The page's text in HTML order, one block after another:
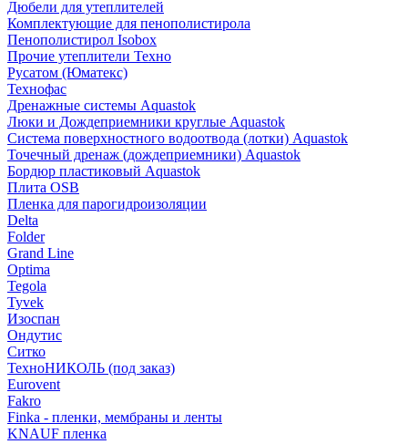
Дюбели для утеплителей
Комплектующие для пенополистирола
Пенополистирол Isobox
Прочие утеплители Техно
Русатом (Юматекс)
Технофас
Дренажные системы Aquastok
Люки и Дождеприемники круглые Aquastok
Система поверхностного водоотвода (лотки) Aquastok
Точечный дренаж (дождеприемники) Aquastok
Бордюр пластиковый Aquastok
Плита OSB
Пленка для парогидроизоляции
Delta
Folder
Grand Line
Optima
Tegola
Tyvek
Изоспан
Ондутис
Ситко
ТехноНИКОЛЬ (под заказ)
Eurovent
Fakro
Finka - пленки, мембраны и ленты
KNAUF пленка